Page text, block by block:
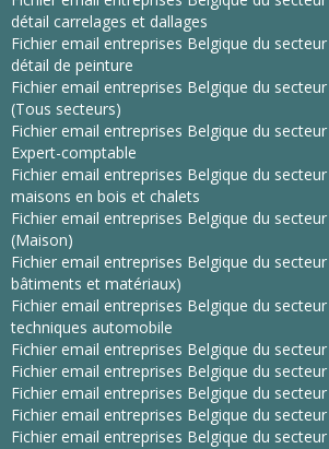
détail carrelages et dallages
Fichier email entreprises Belgique du
détail de peinture
Fichier email entreprises Belgique du
(Tous secteurs)
Fichier email entreprises Belgique du
Expert-comptable
Fichier email entreprises Belgique du
maisons en bois et chalets
Fichier email entreprises Belgique du
(Maison)
Fichier email entreprises Belgique du
bâtiments et matériaux)
Fichier email entreprises Belgique du
techniques automobile
Fichier email entreprises Belgique du
Fichier email entreprises Belgique du
Fichier email entreprises Belgique du
Fichier email entreprises Belgique du
Fichier email entreprises Belgique du